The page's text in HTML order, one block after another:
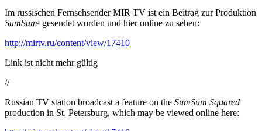
Im russischen Fernsehsender MIR TV ist ein Beitrag zur Produktion
SumSum 2
gesendet worden und hier online zu sehen:
http://mirtv.ru/content/view/17410
Link ist nicht mehr gültig
//
Russian TV station broadcast a feature on the SumSum Squared
production in St. Petersburg, which may be viewed online here: